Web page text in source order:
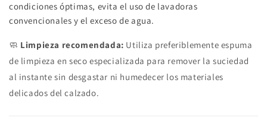
condiciones óptimas, evita el uso de lavadoras
convencionales y el exceso de agua.
🧼 Limpieza recomendada: Utiliza preferiblemente espuma
de limpieza en seco especializada para remover la suciedad
al instante sin desgastar ni humedecer los materiales
delicados del calzado.